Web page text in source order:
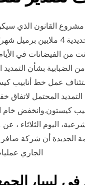
القانون الذي
الضبابية بشأن
استئناف عمل خط
المحتمل لاتفاق
كيستون.وانخفض خام
اليوم الثلاثاء ،
أن شركة صافر
الجاري
ليبيا،